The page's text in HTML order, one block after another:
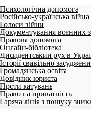
Психологічна допомога
Російсько-українська війна
Голоси війни
Документування воєнних
Правова допомога
Онлайн-бібліотека
Дисидентський рух в
Історії свавільно
Громадянська освіта
Довідник юриста
Проти катувань
Право на приватність
Гаряча лінія з пошуку